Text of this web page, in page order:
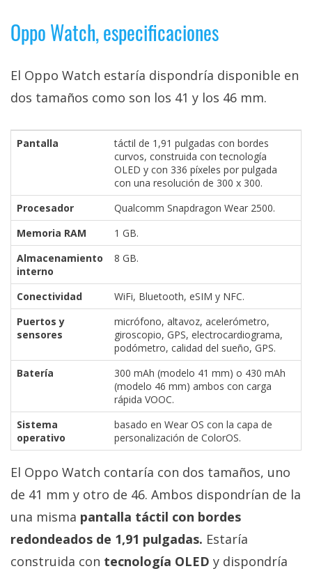
Cambiar
opciones
privacidad
/
Aviso
Legal
encontrarás
todas las
noticias sobre
tecnología,
móviles,
ordenadores,
apps,
informática,
videojuegos,
comparativas,
trucos y
El Grupo
2026.Algunos
derechos
reservados.
Oppo Watch, especificaciones
El Oppo Watch estaría dispondría disponible en
dos tamaños como son los 41 y los 46 mm.
Pantalla
táctil de 1,91 pulgadas con bordes
curvos, construida con tecnología
OLED y con 336 píxeles por pulgada
con una resolución de 300 x 300.
Procesador
Qualcomm Snapdragon Wear 2500.
Memoria RAM
1 GB.
Almacenamiento
interno
8 GB.
Conectividad
WiFi, Bluetooth, eSIM y NFC.
Puertos y
sensores
micrófono, altavoz, acelerómetro,
giroscopio, GPS, electrocardiograma,
podómetro, calidad del sueño, GPS.
Batería
300 mAh (modelo 41 mm) o 430 mAh
(modelo 46 mm) ambos con carga
rápida VOOC.
Sistema
operativo
basado en Wear OS con la capa de
personalización de ColorOS.
El Oppo Watch contaría con dos tamaños, uno
de 41 mm y otro de 46. Ambos dispondrían de la
una misma pantalla táctil con bordes
redondeados de 1,91 pulgadas. Estaría
construida con tecnología OLED y dispondría